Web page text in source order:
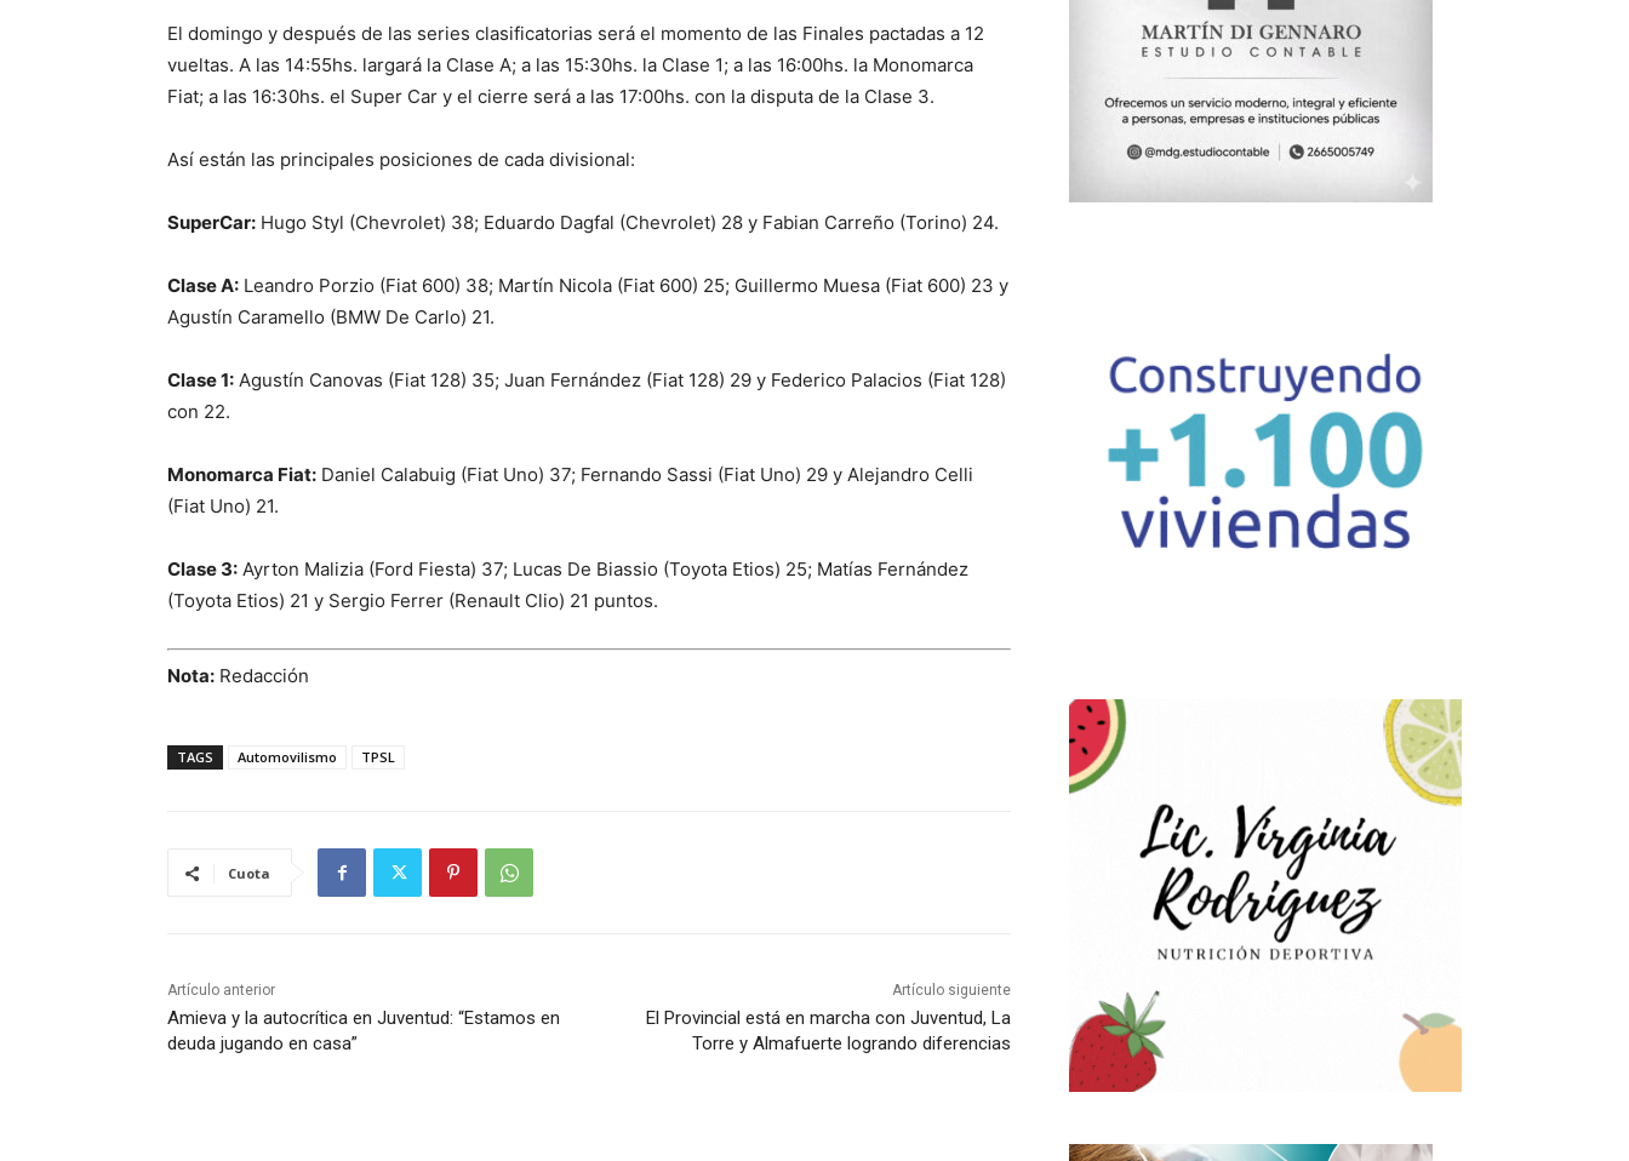
El domingo y después de las series clasificatorias será el momento de las Finales pactadas a 12
vueltas. A las 14:55hs. largará la Clase A; a las 15:30hs. la Clase 1; a las 16:00hs. la Monomarca
Fiat; a las 16:30hs. el Super Car y el cierre será a las 17:00hs. con la disputa de la Clase 3.
Así están las principales posiciones de cada divisional:
SuperCar: Hugo Styl (Chevrolet) 38; Eduardo Dagfal (Chevrolet) 28 y Fabian Carreño (Torino) 24.
Clase A: Leandro Porzio (Fiat 600) 38; Martín Nicola (Fiat 600) 25; Guillermo Muesa (Fiat 600) 23 y
Agustín Caramello (BMW De Carlo) 21.
Clase 1: Agustín Canovas (Fiat 128) 35; Juan Fernández (Fiat 128) 29 y Federico Palacios (Fiat 128)
con 22.
Monomarca Fiat: Daniel Calabuig (Fiat Uno) 37; Fernando Sassi (Fiat Uno) 29 y Alejandro Celli
(Fiat Uno) 21.
Clase 3: Ayrton Malizia (Ford Fiesta) 37; Lucas De Biassio (Toyota Etios) 25; Matías Fernández
(Toyota Etios) 21 y Sergio Ferrer (Renault Clio) 21 puntos.
Nota: Redacción
TAGS Automovilismo TPSL
Cuota
Artículo anterior
Amieva y la autocrítica en Juventud: “Estamos en
deuda jugando en casa”
Artículo siguiente
El Provincial está en marcha con Juventud, La
Torre y Almafuerte logrando diferencias